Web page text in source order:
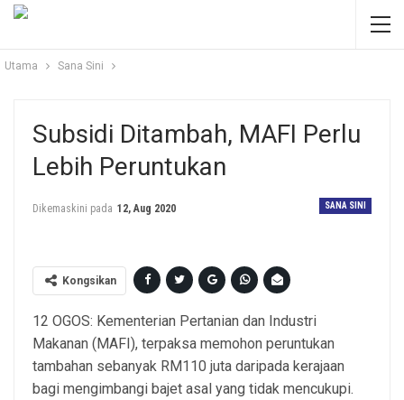
Utama Sana Sini
Subsidi Ditambah, MAFI Perlu
Lebih Peruntukan
SANA SINI
Dikemaskini pada 12, Aug 2020
Kongsikan
12 OGOS: Kementerian Pertanian dan Industri
Makanan (MAFI), terpaksa memohon peruntukan
tambahan sebanyak RM110 juta daripada kerajaan
bagi mengimbangi bajet asal yang tidak mencukupi.